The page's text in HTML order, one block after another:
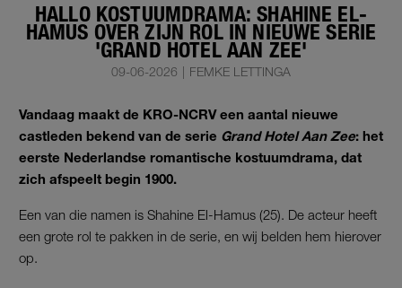
HALLO KOSTUUMDRAMA: SHAHINE EL-
HAMUS OVER ZIJN ROL IN NIEUWE SERIE
'GRAND HOTEL AAN ZEE'
09-06-2026 | FEMKE LETTINGA
Vandaag maakt de KRO-NCRV een aantal nieuwe
castleden bekend van de serie Grand Hotel Aan Zee: het
eerste Nederlandse romantische kostuumdrama, dat
zich afspeelt begin 1900.
Een van die namen is Shahine El-Hamus (25). De acteur heeft
een grote rol te pakken in de serie, en wij belden hem hierover
op.